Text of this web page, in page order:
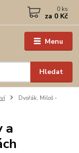
Menu
Hledat
0 ks
za 0 Kč
Dvořák, Miloš -
a